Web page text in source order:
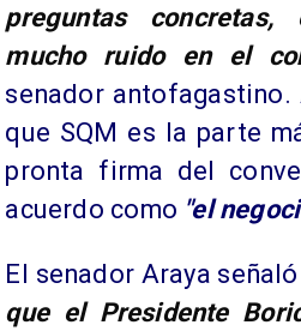
preguntas
mucho ruido en el
senador antofagastino.
que SQM es la parte
pronta firma del
acuerdo como "el
El senador Araya
que el Presidente